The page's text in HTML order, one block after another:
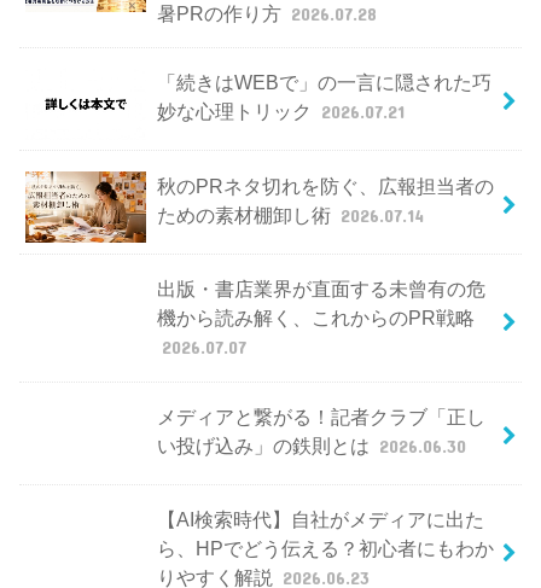
暑PRの作り方 2026.07.28
「続きはWEBで」の一言に隠された巧
妙な心理トリック
2026.07.21
秋のPRネタ切れを防ぐ、広報担当者の
ための素材棚卸し術 2026.07.14
出版・書店業界が直面する未曾有の危
機から読み解く、これからのPR戦略
2026.07.07
メディアと繋がる！記者クラブ「正し
い投げ込み」の鉄則とは 2026.06.30
【AI検索時代】自社がメディアに出た
ら、HPでどう伝える？初心者にもわか
りやすく解説
2026.06.23